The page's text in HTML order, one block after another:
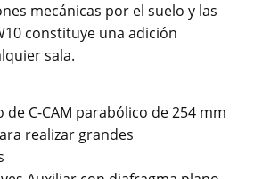
mecánicas por el suelo y las
constituye una adición
sala.
de C-CAM parabólico de 254 mm
realizar grandes